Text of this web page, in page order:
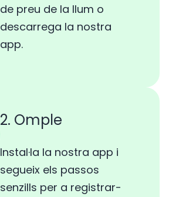
de preu de la llum o
descarrega la nostra
app.
2. Omple
Instal·la la nostra app i
segueix els passos
senzills per a registrar-